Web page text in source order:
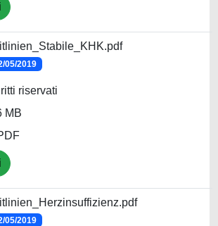
05/2019
riservati
MB
05/2019